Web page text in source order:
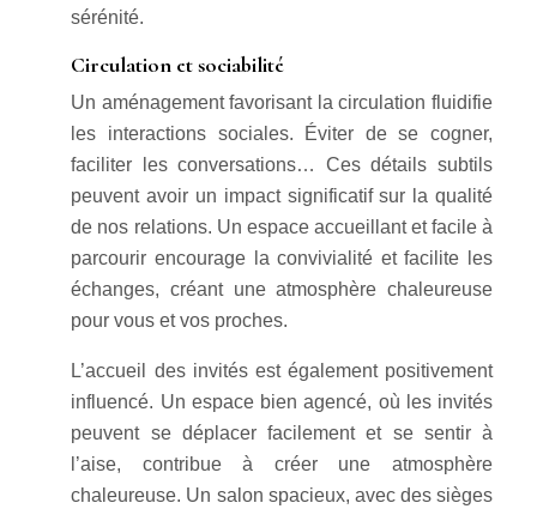
sérénité.
Circulation et sociabilité
Un aménagement favorisant la circulation fluidifie
les interactions sociales. Éviter de se cogner,
faciliter les conversations… Ces détails subtils
peuvent avoir un impact significatif sur la qualité
de nos relations. Un espace accueillant et facile à
parcourir encourage la convivialité et facilite les
échanges, créant une atmosphère chaleureuse
pour vous et vos proches.
L’accueil des invités est également positivement
influencé. Un espace bien agencé, où les invités
peuvent se déplacer facilement et se sentir à
l’aise, contribue à créer une atmosphère
chaleureuse. Un salon spacieux, avec des sièges